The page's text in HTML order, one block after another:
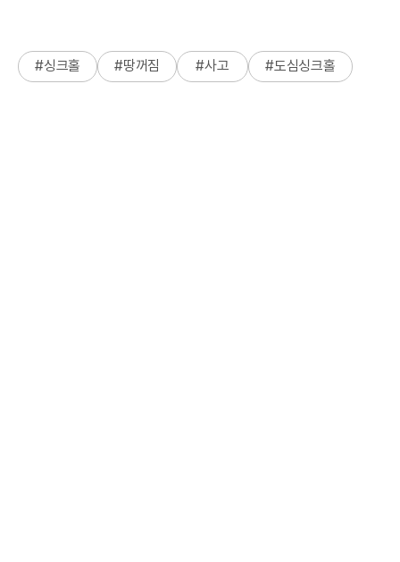
#싱크홀 #땅꺼짐 #사고 #도심싱크홀